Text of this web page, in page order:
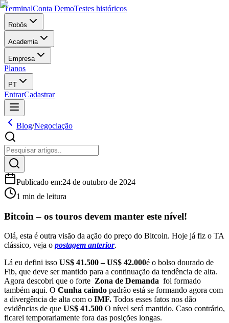
TerminalConta DemoTestes históricos
Robôs
Academia
Empresa
Planos
PT
EntrarCadastrar
Blog/Negociação
Publicado em:24 de outubro de 2024
1 min de leitura
Bitcoin – os touros devem manter este nível!
Olá, esta é outra visão da ação do preço do Bitcoin. Hoje já fiz o TA
clássico, veja o postagem anterior.
Lá eu defini isso US$ 41.500 – US$ 42.000é o bolso dourado de
Fib, que deve ser mantido para a continuação da tendência de alta.
Agora descobri que o forte Zona de Demanda foi formado
também aqui. O Cunha caindo padrão está se formando agora com
a divergência de alta com o IMF. Todos esses fatos nos dão
evidências de que US$ 41.500 O nível será mantido. Caso contrário,
ficarei temporariamente fora das posições longas.